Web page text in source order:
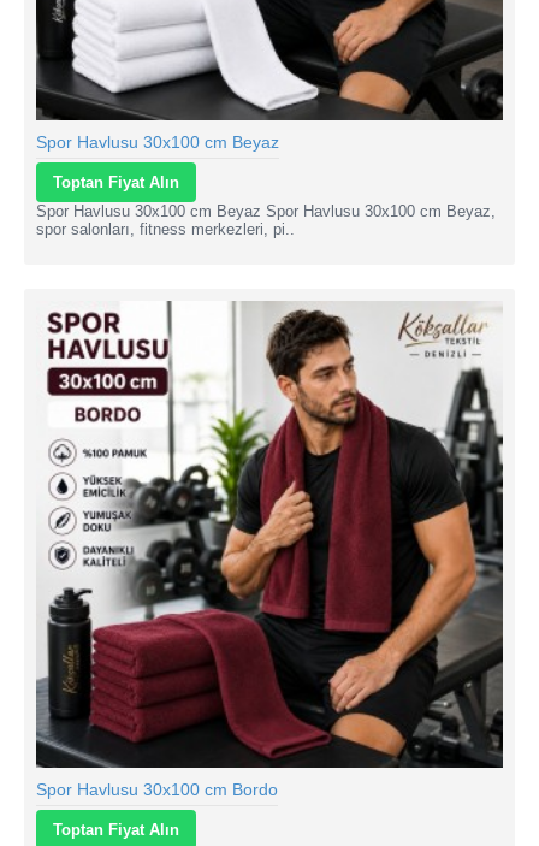
Spor Havlusu 30x100 cm Beyaz
Toptan Fiyat Alın
Spor Havlusu 30x100 cm Beyaz Spor Havlusu 30x100 cm Beyaz,
spor salonları, fitness merkezleri, pi..
Spor Havlusu 30x100 cm Bordo
Toptan Fiyat Alın